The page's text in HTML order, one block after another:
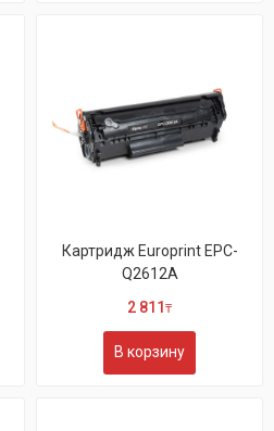
Картридж Europrint EPC-
Q2612A
2 811 ₸
В корзину